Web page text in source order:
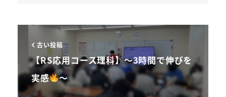
古い投稿
【RS応用コース理科】～3時間で伸びを
実感
～